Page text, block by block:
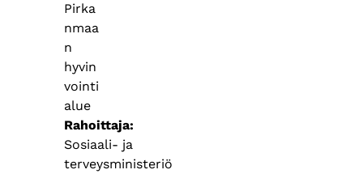
Pirka
nmaa
n
hyvin
vointi
alue
Rahoittaja
Sosiaali- ja
terveysministeriö